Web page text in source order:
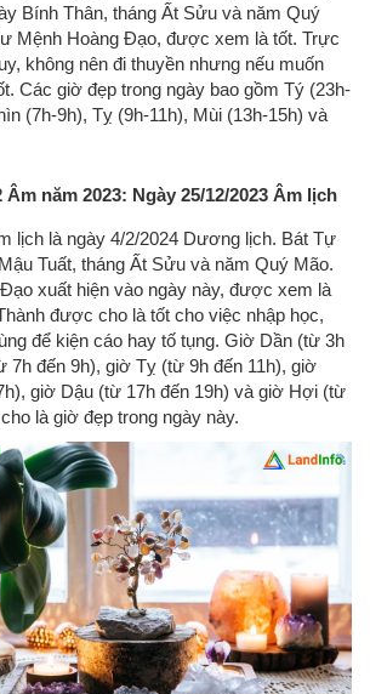
Bính Thân, tháng Ất Sửu và năm Quý
Mệnh Hoàng Đạo, được xem là tốt. Trực
không nên đi thuyền nhưng nếu muốn
Các giờ đẹp trong ngày bao gồm Tý (23h-
(7h-9h), Tỵ (9h-11h), Mùi (13h-15h) và
năm 2023: Ngày 25/12/2023 Âm lịch
lịch là ngày 4/2/2024 Dương lịch. Bát Tự
Tuất, tháng Ất Sửu và năm Quý Mão.
xuất hiện vào ngày này, được xem là
được cho là tốt cho việc nhập học,
để kiện cáo hay tố tụng. Giờ Dần (từ 3h
7h đến 9h), giờ Tỵ (từ 9h đến 11h), giờ
giờ Dậu (từ 17h đến 19h) và giờ Hợi (từ
là giờ đẹp trong ngày này.